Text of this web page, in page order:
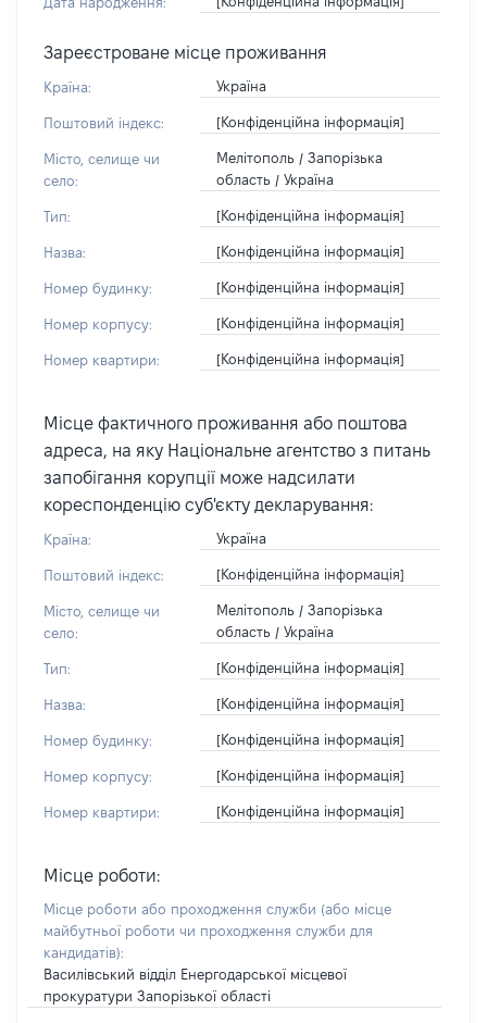
Зареєстроване місце проживання
Країна: Україна
Поштовий індекс: [Конфіденційна інформація]
Місто, селище чи
село:
Мелітополь / Запорізька
область / Україна
Тип: [Конфіденційна інформація]
Назва: [Конфіденційна інформація]
Номер будинку: [Конфіденційна інформація]
Номер корпусу: [Конфіденційна інформація]
Номер квартири: [Конфіденційна інформація]
Місце фактичного проживання або поштова
адреса, на яку Національне агентство з питань
запобігання корупції може надсилати
кореспонденцію суб'єкту декларування:
Країна: Україна
Поштовий індекс: [Конфіденційна інформація]
Місто, селище чи
село:
Мелітополь / Запорізька
область / Україна
Тип: [Конфіденційна інформація]
Назва: [Конфіденційна інформація]
Номер будинку: [Конфіденційна інформація]
Номер корпусу: [Конфіденційна інформація]
Номер квартири: [Конфіденційна інформація]
Місце роботи:
Місце роботи або проходження служби (або місце
майбутньої роботи чи проходження служби для
кандидатів):
Василівський відділ Енергодарської місцевої
прокуратури Запорізької області